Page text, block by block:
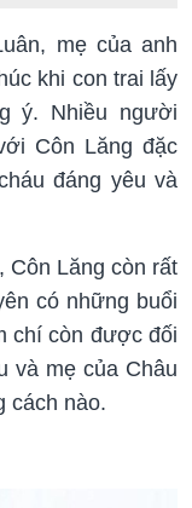
mẹ của anh
khi con trai lấy
ý. Nhiều người
Côn Lăng đặc
đáng yêu và
Côn Lăng còn rất
có những buổi
chí còn được đối
và mẹ của Châu
cách nào.